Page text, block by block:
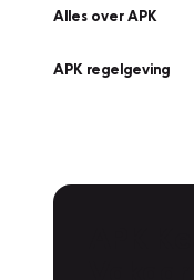
Alles over APK
APK regelgeving